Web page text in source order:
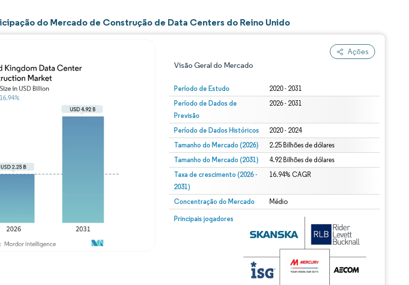
do Mercado de Construção de Data Centers do Reino Unido
Ações
Visão Geral do Mercado
Período de Estudo 2020 - 2031
Período de Dados de
Previsão
2026 - 2031
Período de Dados Históricos 2020 - 2024
Tamanho do Mercado (2026) 2.25 Bilhões de dólares
Tamanho do Mercado (2031) 4.92 Bilhões de dólares
Taxa de crescimento (2026 -
2031)
16.94% CAGR
Concentração do Mercado Médio
Principais jogadores
Imagem © Mordor Intelligence. O reuso requer atribuição conforme CC BY 4.0.
Imagem © Mordor Intelligence. O reuso requer atribuição conforme CC BY 4.0.